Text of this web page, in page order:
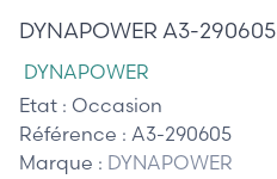
DYNAPOWER A3-290605
DYNAPOWER
Etat : Occasion
Référence : A3-290605
Marque : DYNAPOWER